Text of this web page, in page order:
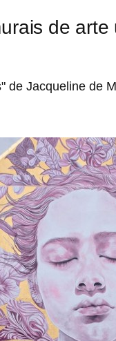
de
de Jacqueline de